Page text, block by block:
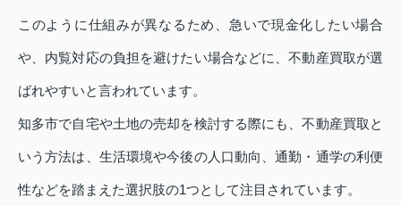
このように仕組みが異なるため、急いで現金化したい場合
や、内覧対応の負担を避けたい場合などに、不動産買取が選
ばれやすいと言われています。
知多市で自宅や土地の売却を検討する際にも、不動産買取と
いう方法は、生活環境や今後の人口動向、通勤・通学の利便
性などを踏まえた選択肢の1つとして注目されています。